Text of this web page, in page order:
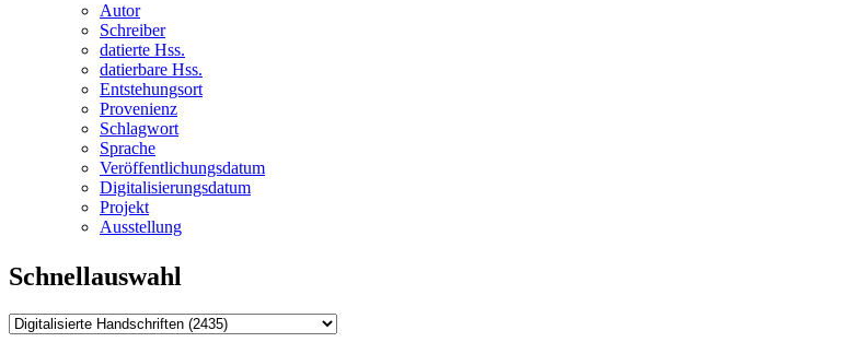
Autor
Schreiber
datierte Hss.
datierbare Hss.
Entstehungsort
Provenienz
Schlagwort
Sprache
Veröffentlichungsdatum
Digitalisierungsdatum
Projekt
Ausstellung
Schnellauswahl